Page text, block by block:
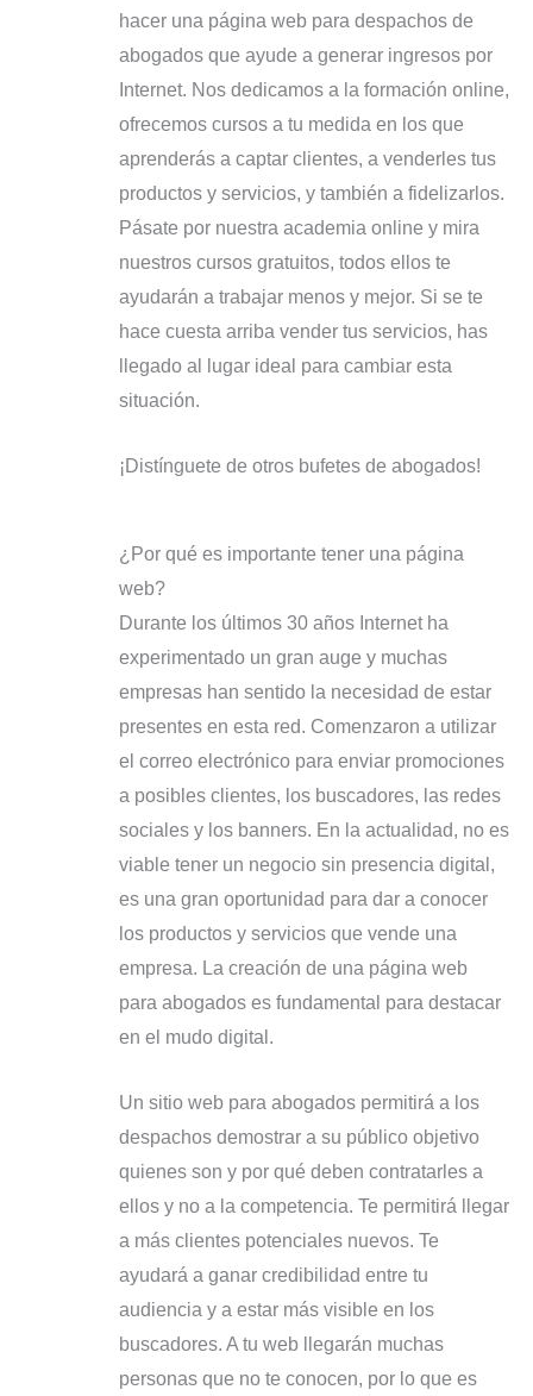
hacer una página web para despachos de
abogados que ayude a generar ingresos por
Internet. Nos dedicamos a la formación online,
ofrecemos cursos a tu medida en los que
aprenderás a captar clientes, a venderles tus
productos y servicios, y también a fidelizarlos.
Pásate por nuestra academia online y mira
nuestros cursos gratuitos, todos ellos te
ayudarán a trabajar menos y mejor. Si se te
hace cuesta arriba vender tus servicios, has
llegado al lugar ideal para cambiar esta
situación.
¡Distínguete de otros bufetes de abogados!
¿Por qué es importante tener una página
web?
Durante los últimos 30 años Internet ha
experimentado un gran auge y muchas
empresas han sentido la necesidad de estar
presentes en esta red. Comenzaron a utilizar
el correo electrónico para enviar promociones
a posibles clientes, los buscadores, las redes
sociales y los banners. En la actualidad, no es
viable tener un negocio sin presencia digital,
es una gran oportunidad para dar a conocer
los productos y servicios que vende una
empresa. La creación de una página web
para abogados es fundamental para destacar
en el mudo digital.
Un sitio web para abogados permitirá a los
despachos demostrar a su público objetivo
quienes son y por qué deben contratarles a
ellos y no a la competencia. Te permitirá llegar
a más clientes potenciales nuevos. Te
ayudará a ganar credibilidad entre tu
audiencia y a estar más visible en los
buscadores. A tu web llegarán muchas
personas que no te conocen, por lo que es